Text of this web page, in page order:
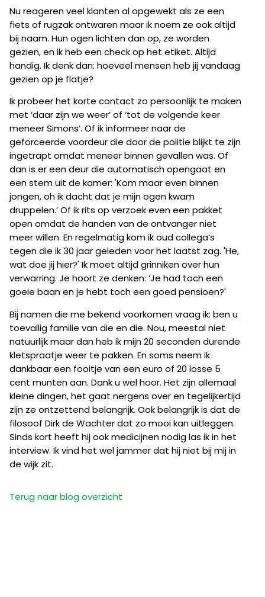
Nu reageren veel klanten al opgewekt als ze een
fiets of rugzak ontwaren maar ik noem ze ook altijd
bij naam. Hun ogen lichten dan op, ze worden
gezien, en ik heb een check op het etiket. Altijd
handig. Ik denk dan: hoeveel mensen heb jij vandaag
gezien op je flatje?
Ik probeer het korte contact zo persoonlijk te maken
met ‘daar zijn we weer’ of ‘tot de volgende keer
meneer Simons’. Of ik informeer naar de
geforceerde voordeur die door de politie blijkt te zijn
ingetrapt omdat meneer binnen gevallen was. Of
dan is er een deur die automatisch opengaat en
een stem uit de kamer: 'Kom maar even binnen
jongen, oh ik dacht dat je mijn ogen kwam
druppelen.’ Of ik rits op verzoek even een pakket
open omdat de handen van de ontvanger niet
meer willen. En regelmatig kom ik oud collega’s
tegen die ik 30 jaar geleden voor het laatst zag. 'He,
wat doe jij hier?' Ik moet altijd grinniken over hun
verwarring. Je hoort ze denken: ‘Je had toch een
goeie baan en je hebt toch een goed pensioen?'
Bij namen die me bekend voorkomen vraag ik: ben u
toevallig familie van die en die. Nou, meestal niet
natuurlijk maar dan heb ik mijn 20 seconden durende
kletspraatje weer te pakken. En soms neem ik
dankbaar een fooitje van een euro of 20 losse 5
cent munten aan. Dank u wel hoor. Het zijn allemaal
kleine dingen, het gaat nergens over en tegelijkertijd
zijn ze ontzettend belangrijk. Ook belangrijk is dat de
filosoof Dirk de Wachter dat zo mooi kan uitleggen.
Sinds kort heeft hij ook medicijnen nodig las ik in het
interview. Ik vind het wel jammer dat hij niet bij mij in
de wijk zit.
Terug naar blog overzicht